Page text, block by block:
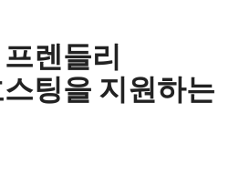
렌들리
팅을 지원하는